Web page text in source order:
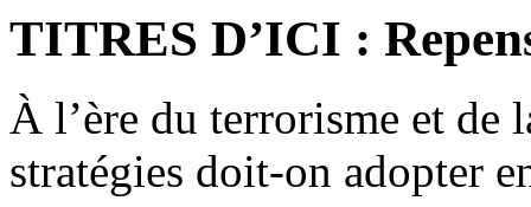
TITRES D’ICI :
À l’ère du terrorisme et de
stratégies doit-on adopter